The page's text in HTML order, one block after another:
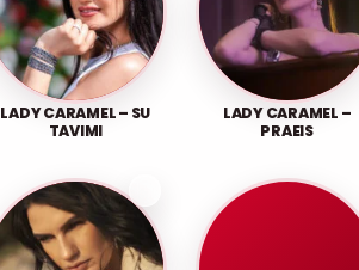
LADY CARAMEL – SU
TAVIMI
LADY CARAMEL –
PRAEIS